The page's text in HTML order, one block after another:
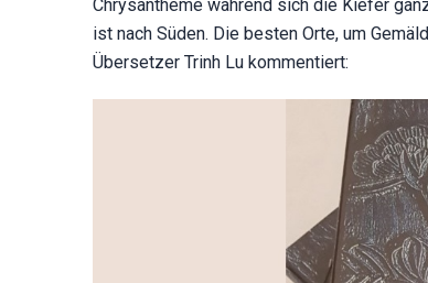
Chrysantheme während sich die Kiefer
ist nach Süden. Die besten Orte, um
Übersetzer Trinh Lu kommentiert: